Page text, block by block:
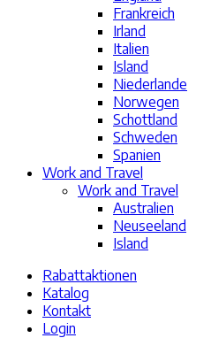
Frankreich
Irland
Italien
Island
Niederlande
Norwegen
Schottland
Schweden
Spanien
Work and Travel
Work and Travel
Australien
Neuseeland
Island
Rabattaktionen
Katalog
Kontakt
Login